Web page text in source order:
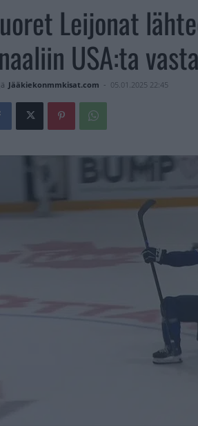
Leijonat
USA:ta
Jääkiekonmmkisat.com - 05.01.2025 22:45